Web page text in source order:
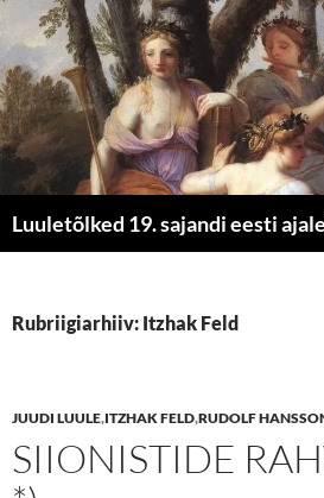
Luuletõlked 19. sajandi eesti
Rubriigiarhiiv: Itzhak Feld
JUUDI LUULE,ITZHAK FELD,RUDOLF
SIIONISTIDE